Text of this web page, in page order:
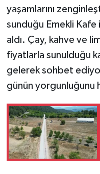
yaşamlarını
sunduğu Emekli
aldı. Çay, kahve ve
fiyatlarla sunulduğu
gelerek sohbet
günün yorgunluğunu